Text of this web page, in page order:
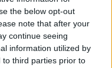
the below opt-out
note that after your
continue seeing
information utilized by
to third parties prior to
să le ratezi